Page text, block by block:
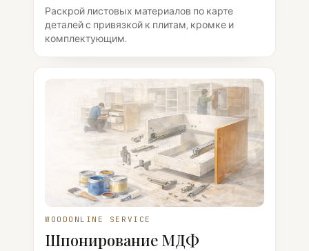
Раскрой листовых материалов по карте
деталей с привязкой к плитам, кромке и
комплектующим.
WOODONLINE SERVICE
Шпонирование МДФ